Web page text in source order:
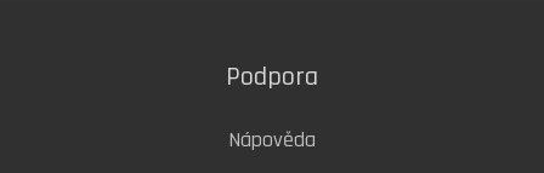
Podpora
Nápověda